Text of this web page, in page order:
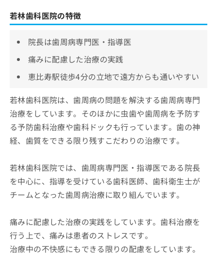
若林歯科医院の特徴
院長は歯周病専門医・指導医
痛みに配慮した治療の実践
恵比寿駅徒歩4分の立地で遠方からも通いやすい
若林歯科医院は、歯周病の問題を解決する歯周病専門
治療をしています。そのほかに虫歯や歯周病を予防す
る予防歯科治療や歯科ドックも行っています。歯の神
経、歯質をできる限り残すこだわりの治療です。
若林歯科医院では、歯周病専門医・指導医である院長
を中心に、指導を受けている歯科医師、歯科衛生士が
チームとなった歯周病治療に取り組んでいます。
痛みに配慮した治療の実践をしています。歯科治療を
行う上で、痛みは患者のストレスです。
治療中の不快感にもできる限りの配慮をしています。